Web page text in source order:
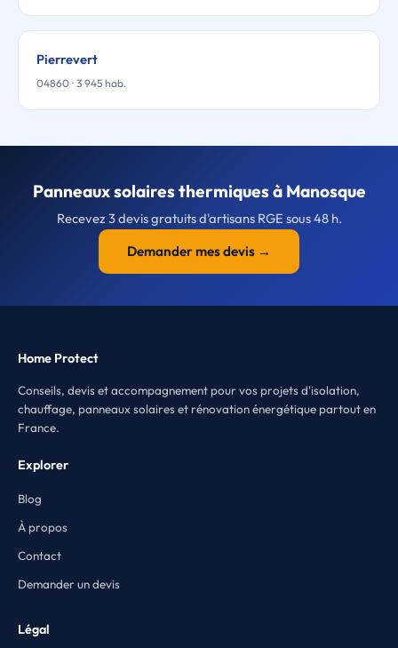
Pierrevert
04860 · 3 945 hab.
Panneaux solaires thermiques à Manosque
Recevez 3 devis gratuits d'artisans RGE sous 48 h.
Demander mes devis →
Home Protect
Conseils, devis et accompagnement pour vos projets d'isolation,
chauffage, panneaux solaires et rénovation énergétique partout en
France.
Explorer
Blog
À propos
Contact
Demander un devis
Légal